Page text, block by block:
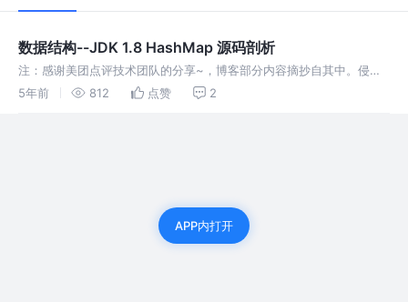
数据结构--JDK 1.8 HashMap 源码剖析
注：感谢美团点评技术团队的分享~，博客部分内容摘抄自其中。侵
删！ 今天我们来探究一下 HashMap 的内部实现机制。 HashMap 的
5年前 812 点赞 2
APP内打开